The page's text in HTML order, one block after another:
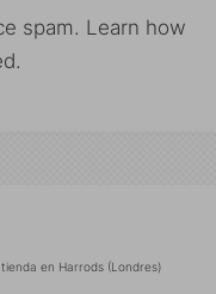
spam. Learn how
en Harrods (Londres)